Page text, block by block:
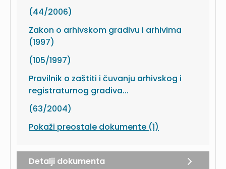
(44/2006)
Zakon o arhivskom gradivu i arhivima
(1997)
(105/1997)
Pravilnik o zaštiti i čuvanju arhivskog i
registraturnog gradiva...
(63/2004)
Pokaži preostale dokumente (1)
Detalji dokumenta